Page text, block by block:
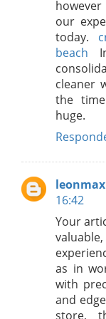
however
our
today.
beach
cleaner
the
huge.
leonmax
16:42
Your
as in
with
and
store,